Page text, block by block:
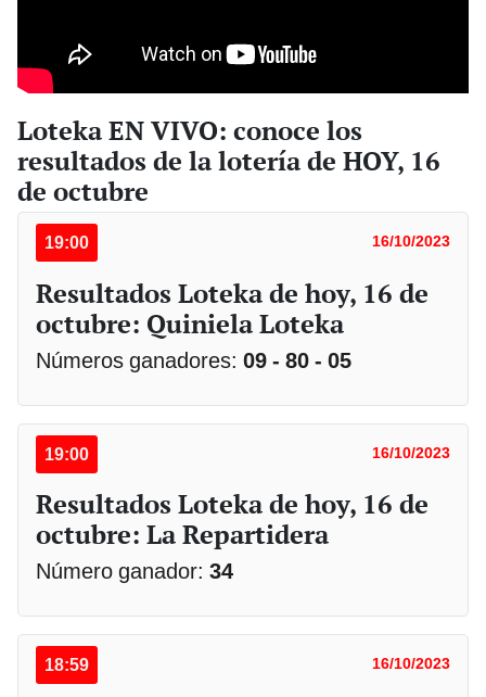
Loteka EN VIVO: conoce los
resultados de la lotería de HOY, 16
de octubre
19:00 16/10/2023
Resultados Loteka de hoy, 16 de
octubre: Quiniela Loteka
Números ganadores: 09 - 80 - 05
19:00 16/10/2023
Resultados Loteka de hoy, 16 de
octubre: La Repartidera
Número ganador: 34
18:59 16/10/2023